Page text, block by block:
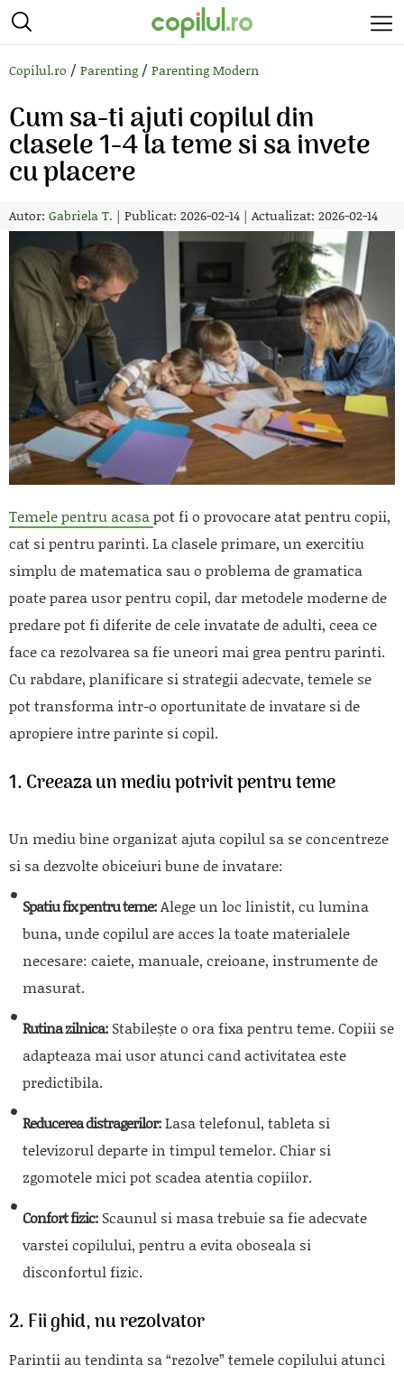
Copilul.ro / Parenting / Parenting Modern
Cum sa-ti ajuti copilul din
clasele 1-4 la teme si sa invete
cu placere
Autor: Gabriela T. | Publicat: 2026-02-14 | Actualizat: 2026-02-14
Temele pentru acasapot fi o provocare atat pentru copii,
cat si pentru parinti. La clasele primare, un exercitiu
simplu de matematica sau o problema de gramatica
poate parea usor pentru copil, dar metodele moderne de
predare pot fi diferite de cele invatate de adulti, ceea ce
face ca rezolvarea sa fie uneori mai grea pentru parinti.
Cu rabdare, planificare si strategii adecvate, temele se
pot transforma intr-o oportunitate de invatare si de
apropiere intre parinte si copil.
1. Creeaza un mediu potrivit pentru teme
Un mediu bine organizat ajuta copilul sa se concentreze
si sa dezvolte obiceiuri bune de invatare:
Spatiu fix pentru teme:Alege un loc linistit, cu lumina
buna, unde copilul are acces la toate materialele
necesare: caiete, manuale, creioane, instrumente de
masurat.
Rutina zilnica: Stabilește o ora fixa pentru teme. Copiii se
adapteaza mai usor atunci cand activitatea este
predictibila.
Reducerea distragerilor:Lasa telefonul, tableta si
televizorul departe in timpul temelor. Chiar si
zgomotele mici pot scadea atentia copiilor.
Confort fizic: Scaunul si masa trebuie sa fie adecvate
varstei copilului, pentru a evita oboseala si
disconfortul fizic.
2. Fii ghid, nu rezolvator
Parintii au tendinta sa “rezolve” temele copilului atunci